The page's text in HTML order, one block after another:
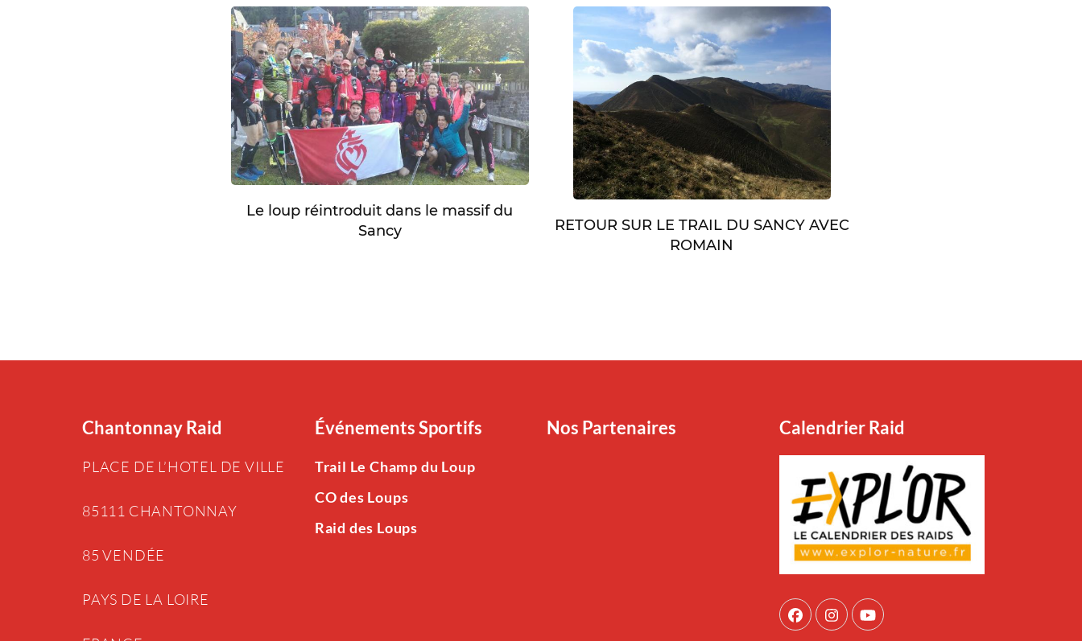
Le loup réintroduit dans le massif du
Sancy
RETOUR SUR LE TRAIL DU SANCY AVEC
ROMAIN
Chantonnay Raid
PLACE DE L’HOTEL DE VILLE
85111 CHANTONNAY
85 VENDÉE
PAYS DE LA LOIRE
Événements Sportifs
Trail Le Champ du Loup
CO des Loups
Raid des Loups
Nos Partenaires Calendrier Raid